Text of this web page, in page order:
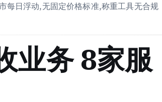
每日浮动,无固定价格标准,称重工具无合规
业务 8家服